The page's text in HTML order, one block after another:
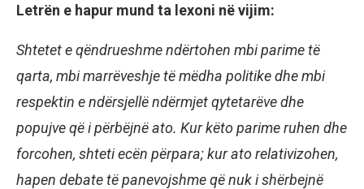
Letrën e hapur mund ta lexoni në vijim:
Shtetet e qëndrueshme ndërtohen mbi parime të
qarta, mbi marrëveshje të mëdha politike dhe mbi
respektin e ndërsjellë ndërmjet qytetarëve dhe
popujve që i përbëjnë ato. Kur këto parime ruhen dhe
forcohen, shteti ecën përpara; kur ato relativizohen,
hapen debate të panevojshme që nuk i shërbejnë